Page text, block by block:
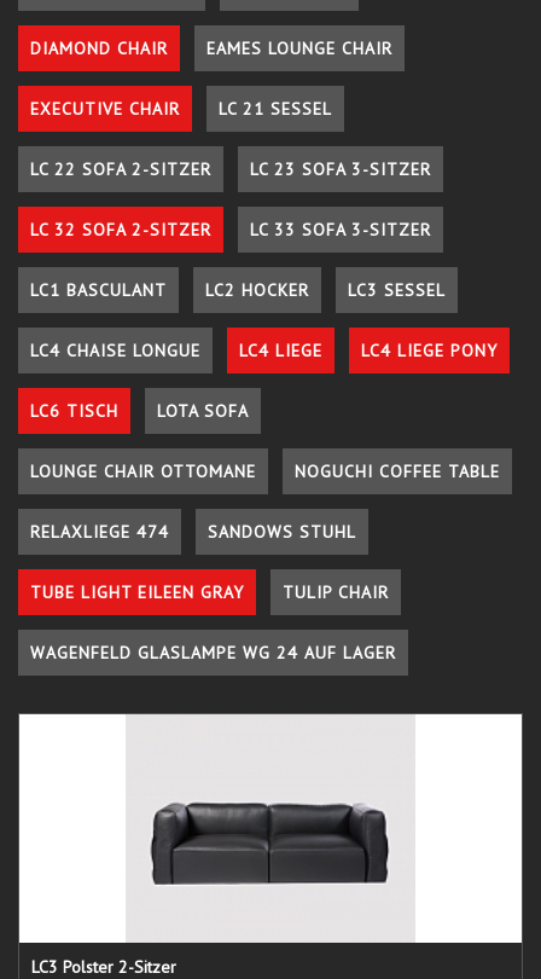
DIAMOND CHAIR EAMES LOUNGE CHAIR
EXECUTIVE CHAIR LC 21 SESSEL
LC 22 SOFA 2-SITZER LC 23 SOFA 3-SITZER
LC 32 SOFA 2-SITZER LC 33 SOFA 3-SITZER
LC1 BASCULANT LC2 HOCKER LC3 SESSEL
LC4 CHAISE LONGUE LC4 LIEGE LC4 LIEGE PONY
LC6 TISCH LOTA SOFA
LOUNGE CHAIR OTTOMANE NOGUCHI COFFEE TABLE
RELAXLIEGE 474 SANDOWS STUHL
TUBE LIGHT EILEEN GRAY TULIP CHAIR
WAGENFELD GLASLAMPE WG 24 AUF LAGER
LC3 Polster 2-Sitzer